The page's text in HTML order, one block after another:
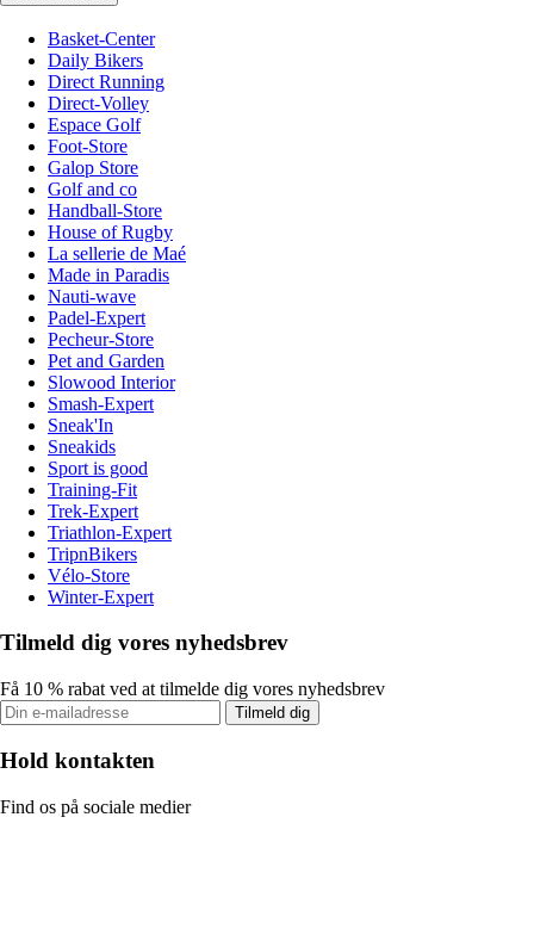
Basket-Center
Daily Bikers
Direct Running
Direct-Volley
Espace Golf
Foot-Store
Galop Store
Golf and co
Handball-Store
House of Rugby
La sellerie de Maé
Made in Paradis
Nauti-wave
Padel-Expert
Pecheur-Store
Pet and Garden
Slowood Interior
Smash-Expert
Sneak'In
Sneakids
Sport is good
Training-Fit
Trek-Expert
Triathlon-Expert
TripnBikers
Vélo-Store
Winter-Expert
Tilmeld dig vores nyhedsbrev
Få 10 % rabat ved at tilmelde dig vores nyhedsbrev
Tilmeld dig
Hold kontakten
Find os på sociale medier